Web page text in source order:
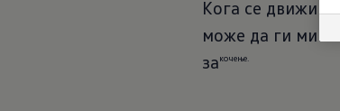
Кога се движи
може да ги
закочење.